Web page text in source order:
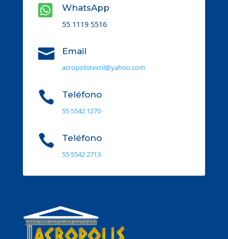
 WhatsApp
55 1119 5516
 Email
acropolistextil@yahoo.com
 Teléfono
55 5542 1270
 Teléfono
55 5542 2713